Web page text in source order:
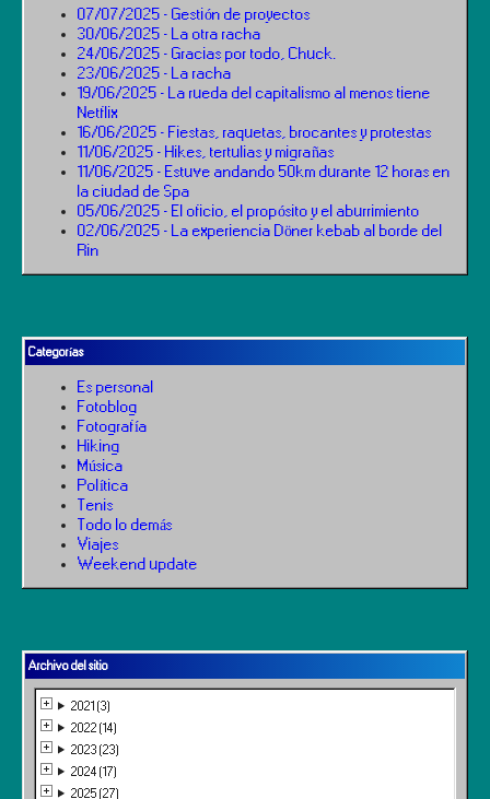
07/07/2025 - Gestión de proyectos
30/06/2025 - La otra racha
24/06/2025 - Gracias por todo, Chuck.
23/06/2025 - La racha
19/06/2025 - La rueda del capitalismo al menos tiene
Netflix
16/06/2025 - Fiestas, raquetas, brocantes y protestas
11/06/2025 - Hikes, tertulias y migrañas
11/06/2025 - Estuve andando 50km durante 12 horas en
la ciudad de Spa
05/06/2025 - El oficio, el propósito y el aburrimiento
02/06/2025 - La experiencia Döner kebab al borde del
Rin
Categorías
Es personal
Fotoblog
Fotografía
Hiking
Música
Política
Tenis
Todo lo demás
Viajes
Weekend update
Archivo del sitio
2021 (3)
2022 (14)
2023 (23)
2024 (17)
2025 (27)